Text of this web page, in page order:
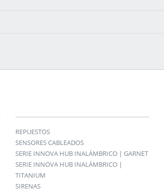
REPUESTOS
SENSORES CABLEADOS
SERIE INNOVA HUB INALÁMBRICO | GARNET
SERIE INNOVA HUB INALÁMBRICO |
TITANIUM
SIRENAS